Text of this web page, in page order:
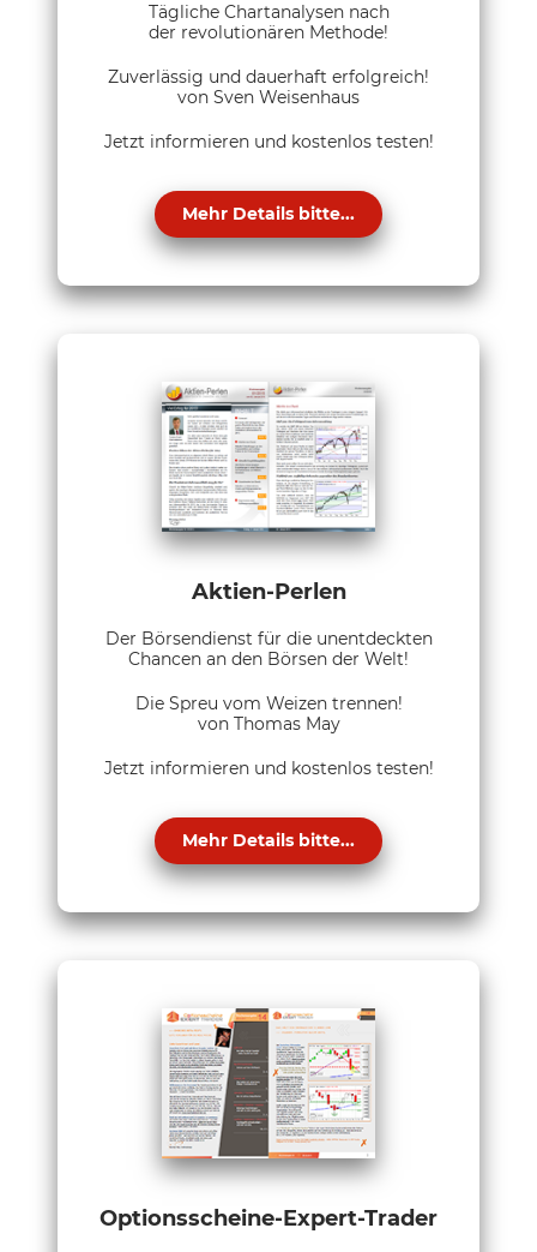
Tägliche Chartanalysen nach
der revolutionären Methode!
Zuverlässig und dauerhaft erfolgreich!
von Sven Weisenhaus
Jetzt informieren und kostenlos testen!
Mehr Details bitte...
Aktien-Perlen
Der Börsendienst für die unentdeckten
Chancen an den Börsen der Welt!
Die Spreu vom Weizen trennen!
von Thomas May
Jetzt informieren und kostenlos testen!
Mehr Details bitte...
Optionsscheine-Expert-Trader